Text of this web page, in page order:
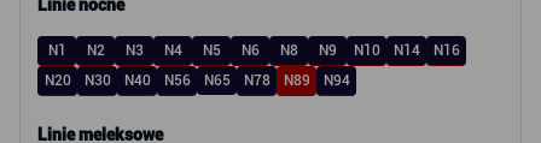
Linie nocne
N1 N2 N3 N4 N5 N6 N8 N9 N10 N14
N16
N20
N30 N40 N56 N65 N78 N89 N94
Linie meleksowe